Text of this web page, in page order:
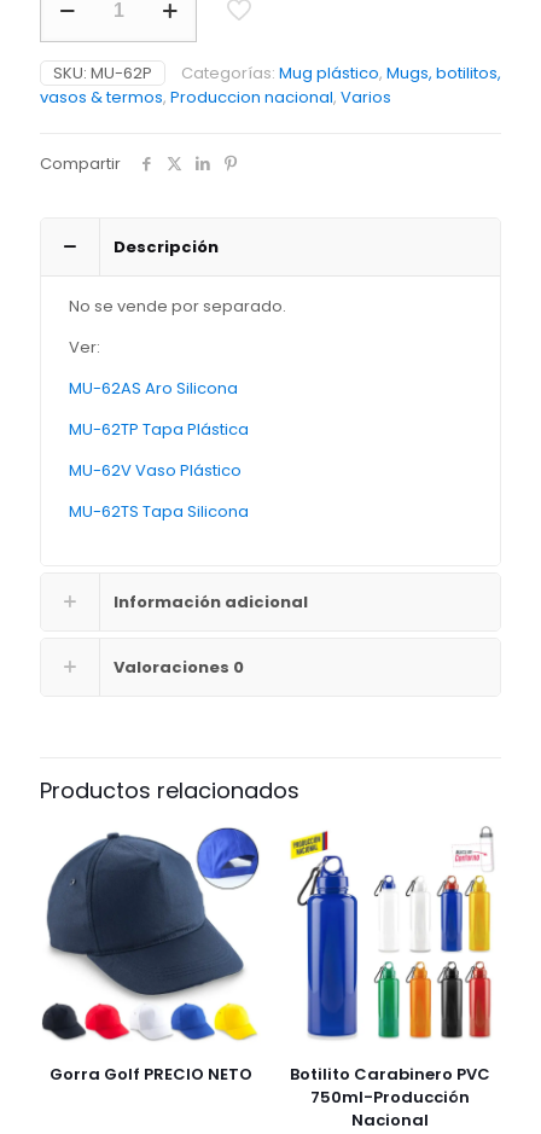
plastica
Para
Mug
Orbit
PRECIO
SKU: MU-62P Categorías: Mug plástico, Mugs, botilitos,
vasos & termos, Produccion nacional, Varios
Compartir
Descripción
No se vende por separado.
Ver:
MU-62AS Aro Silicona
MU-62TP Tapa Plástica
MU-62V Vaso Plástico
MU-62TS Tapa Silicona
Información adicional
Valoraciones 0
Productos relacionados
Gorra Golf PRECIO NETO
Botilito Carabinero PVC
750ml-Producción
Nacional